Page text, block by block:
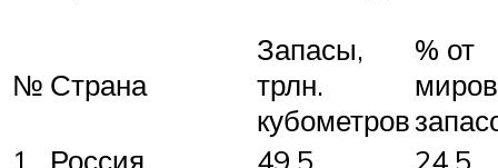
№ Страна
Запасы,
трлн.
кубометров
% от
1
Россия 49,5
24,5